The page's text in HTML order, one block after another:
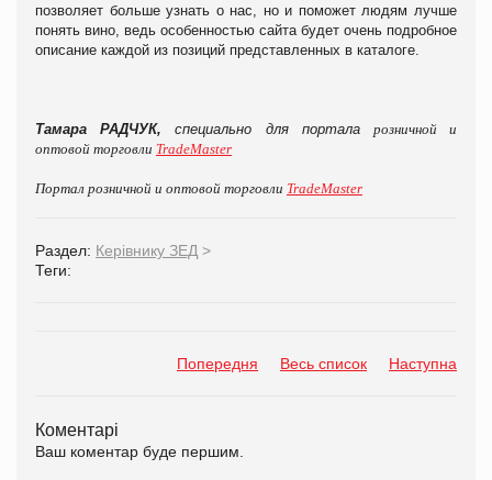
позволяет больше узнать о нас, но и поможет людям лучше
понять вино, ведь особенностью сайта будет очень подробное
описание каждой из позиций представленных в каталоге.
Тамара РАДЧУК, специально для портала розничной и
оптовой торговли TradeMaster
Портал розничной и оптовой торговли TradeMaster
Раздел: Керівнику ЗЕД >
Теги:
Попередня Весь список Наступна
Коментарі
Ваш коментар буде першим.